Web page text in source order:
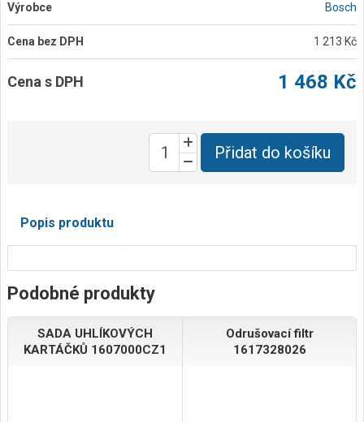
Výrobce Bosch
Cena bez DPH 1 213 Kč
Cena s DPH 1 468 Kč
Přidat do košíku
Popis produktu
Podobné produkty
SADA UHLÍKOVÝCH
KARTÁČKŮ 1607000CZ1
Odrušovací filtr
1617328026